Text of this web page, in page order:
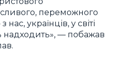
переможного
українців, у світі
надходить», — побажав